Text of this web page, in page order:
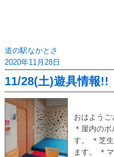
道の駅なかとさ
2020年11月28日
11/28(土)遊具情報!!
おはようご
＊屋内の
す。 ＊芝
ます。 ＊